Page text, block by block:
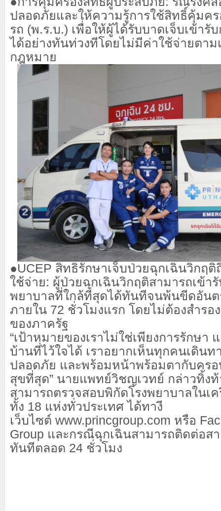
ปลอดภัยและให้ความรู้การใช้สิทธิ์คุ้มค
รถ (พ.ร.บ.) เพื่อให้ผู้ได้รับบาดเจ็บเข้ารั
ได้อย่างทันท่วงทีโดยไม่มีค่าใช้จ่ายตาม
กฎหมาย
●UCEP สิทธิรักษาเจ็บป่วยฉุกเฉินวิกฤติ
ใช้จ่าย: ผู้ป่วยฉุกเฉินวิกฤติสามารถเข้า
พยาบาลที่ใกล้ที่สุดได้ทันทีจนพ้นขีดอันต
ภายใน 72 ชั่วโมงแรก โดยไม่ต้องสำรอ
ของภาครัฐ
“เป้าหมายของเราไม่ใช่เพียงการรักษา
บ้านที่ไว้ใจได้ เราอยากเห็นทุกคนเดินท
ปลอดภัย และพร้อมหน้าพร้อมตากับคร
สุขที่สุด” นายแพทย์วิชญเวทย์ กล่าวทิ้ง
สามารถตรวจสอบพิกัดโรงพยาบาลในเ
ทั้ง 18 แห่งทั่วประเทศ ได้ทางี
เว็บไซต์ www.princgroup.com หรือ
Group และกรณีฉุกเฉินสามารถติดต่อส
ทันทีตลอด 24 ชั่วโมง